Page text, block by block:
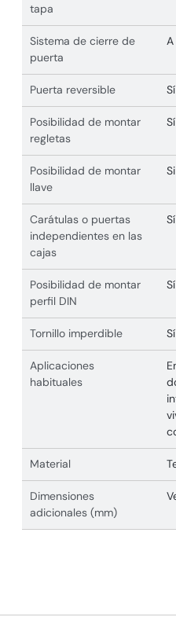
tapa
Sistema de cierre de
puerta
Puerta reversible Sí
Posibilidad de montar
regletas
Posibilidad de montar
llave
Carátulas o puertas
independientes en las
cajas
Sí
Posibilidad de montar
perfil DIN
Tornillo imperdible Sí
Aplicaciones
habituales
Material
Dimensiones
adicionales (mm)